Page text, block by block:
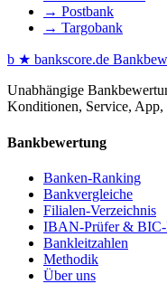
→ Postbank
→ Targobank
b ★ bankscore.de
Unabhängige
Konditionen, Service, App,
Bankbewertung
Banken-Ranking
Bankvergleiche
Filialen-Verzeichnis
IBAN-Prüfer & BIC-
Bankleitzahlen
Methodik
Über uns